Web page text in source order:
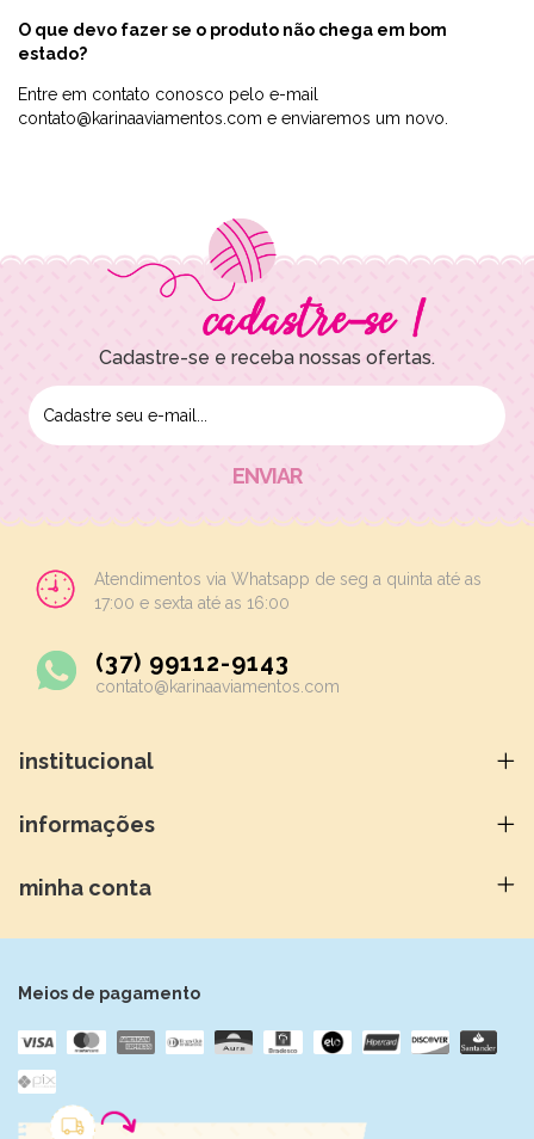
O que devo fazer se o produto não chega em bom
estado?
Entre em contato conosco pelo e-mail
contato@karinaaviamentos.com e enviaremos um novo.
Cadastre-se e receba nossas ofertas.
Atendimentos via Whatsapp de seg a quinta até as
17:00 e sexta até as 16:00
(37) 99112-9143
contato@karinaaviamentos.com
institucional
informações
minha conta
Meios de pagamento